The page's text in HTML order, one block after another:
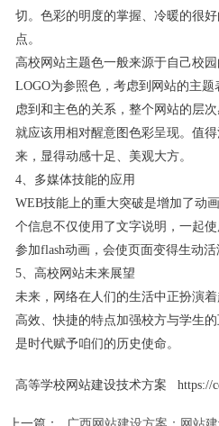
切。色彩的明度的掌握、冷暖的很
点。
高校网站主题色一般来源于自己校
LOGO为参照色，考虑到网站的主
虑到和主色的关系，整个网站的层
就应该用相对醒意图色彩呈现。值
来，显得动感十足、美观大方。
4、多媒体技能的应用
WEB技能上的重大突破是增加了动
个信息不仅使用了文字说明，一起
参加flash动画，会使页面变得生动活
5、高校网站未来展望
未来，网络在人们的生活中正扮演
高效、快捷的特点加强校方与学生
是时代赋予咱们的历史使命。
高等学校网站建设技术方案 https://